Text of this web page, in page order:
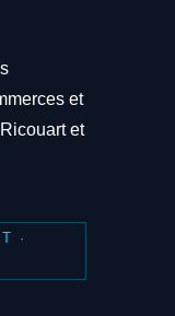
et
et
·